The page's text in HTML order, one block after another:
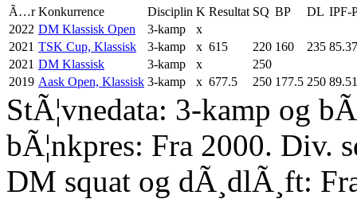
Ã…r Konkurrence Disciplin K Resultat SQ BP DL IPF-
2022 DM Klassisk Open 3-kamp
x
2021 TSK Cup, Klassisk 3-kamp x 615 220 160 235 85.37
2021 DM Klassisk 3-kamp x
250
2019 Aask Open, Klassisk 3-kamp x 677.5 250 177.5 250 89.51
StÃ¦vnedata: 3-kamp og
bÃ¦nkpres: Fra 2000. Div.
DM squat og dÃ¸dlÃ¸ft: